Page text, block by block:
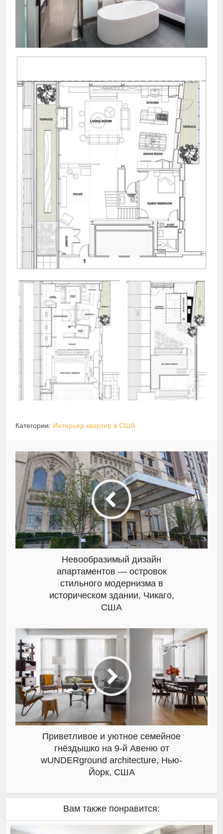
Категории: Интерьер квартир в США
Невообразимый дизайн
апартаментов — островок
стильного модернизма в
историческом здании, Чикаго,
США
Приветливое и уютное семейное
гнёздышко на 9-й Авеню от
wUNDERground architecture, Нью-
Йорк, США
Вам также понравится: